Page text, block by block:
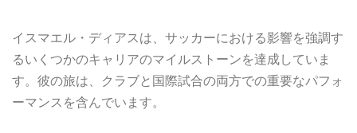
イスマエル・ディアスは、サッカーにおける影響を強調す
るいくつかのキャリアのマイルストーンを達成していま
す。彼の旅は、クラブと国際試合の両方での重要なパフォ
ーマンスを含んでいます。